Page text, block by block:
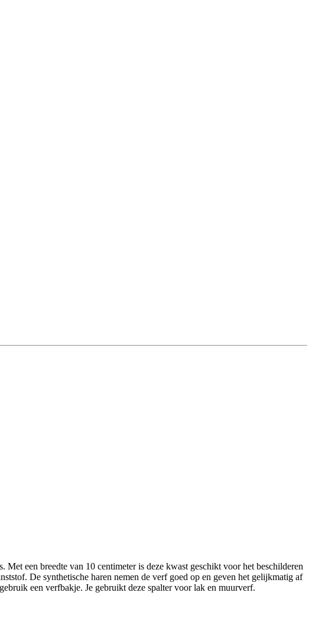
een breedte van 10 centimeter is deze kwast geschikt voor het beschilderen
De synthetische haren nemen de verf goed op en geven het gelijkmatig af
een verfbakje. Je gebruikt deze spalter voor lak en muurverf.